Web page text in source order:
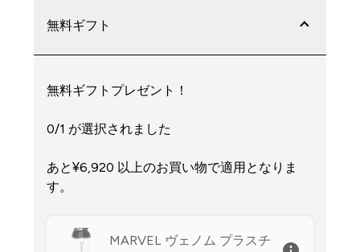
無料ギフト
無料ギフトプレゼント！
0/1 が選択されました
あと¥6,920‎ 以上のお買い物で適用となりま
す。
MARVEL ヴェノム プラスチ